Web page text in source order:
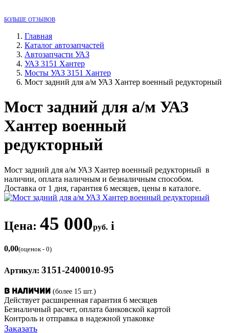
БОЛЬШЕ ОТЗЫВОВ
Главная
Каталог автозапчастей
Автозапчасти УАЗ
УАЗ 3151 Хантер
Мосты УАЗ 3151 Хантер
Мост задний для а/м УАЗ Хантер военный редукторный
Мост задний для а/м УАЗ
Хантер военный
редукторный
Мост задний для а/м УАЗ Хантер военный редукторный в
наличии, оплата наличным и безналичным способом.
Доставка от 1 дня, гарантия 6 месяцев, цены в каталоге.
Цена: 45 000руб. i
0,00(оценок - 0)
Артикул: 3151-2400010-95
В наличии (более 15 шт.)
Действует расширенная гарантия 6 месяцев
Безналичный расчет, оплата банковской картой
Контроль и отправка в надежной упаковке
Заказать